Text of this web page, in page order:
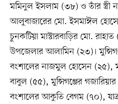
মমিনুল ইসলাম (৩৮) ও তাঁর
আলুবাজারের মো. ইসমাঈল
চুনকটিয়া মাস্টারবাড়ির মো.
উপজেলার আলামিন (২৩)।
বংশালের নাজমুল হোসেন (২৫),
বাবুল (৫৫), মুন্সিগঞ্জের
বংশালের আকুতি বেগম (৭০),